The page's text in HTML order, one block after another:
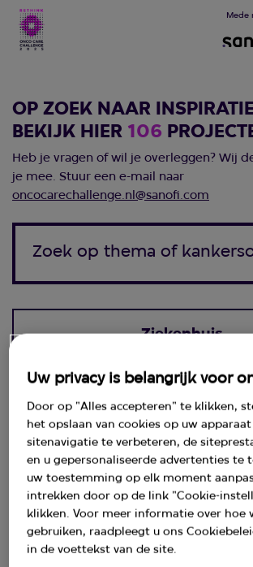
Mede
OP ZOEK NAAR
BEKIJK HIER 106
Heb je vragen of wil je overleggen? Wij
je mee. Stuur een e-mail naar
oncocarechallenge.nl@sanofi.com
Ziekenhuis
Jaar
Genomineerden
Winnaars
Documentatie
Uw privacy is belangrijk voor
Door op "Alles accepteren" te klikken,
het opslaan van cookies op uw
sitenavigatie te verbeteren, de
en u gepersonaliseerde advertenties te
uw toestemming op elk moment
intrekken door op de link "Cookie-
klikken. Voor meer informatie over hoe
gebruiken, raadpleegt u ons
in de voettekst van de site.